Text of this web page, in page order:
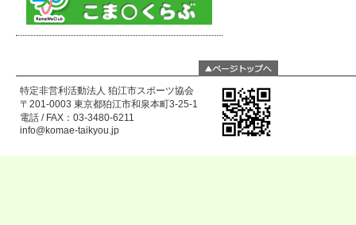
特定非営利活動法人 狛江市スポーツ協会
〒201-0003 東京都狛江市和泉本町3-25-1
電話 / FAX：03-3480-6211
info@komae-taikyou.jp